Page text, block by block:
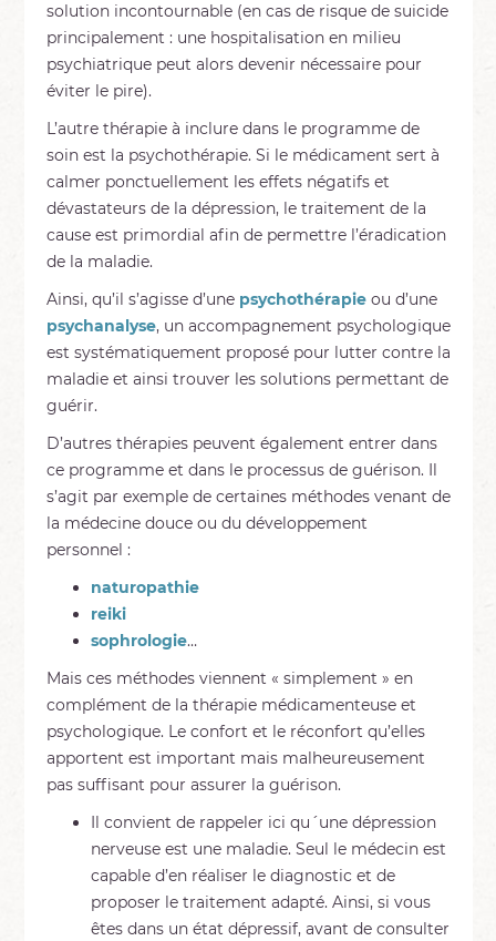
solution incontournable (en cas de risque de suicide
principalement : une hospitalisation en milieu
psychiatrique peut alors devenir nécessaire pour
éviter le pire).
L’autre thérapie à inclure dans le programme de
soin est la psychothérapie. Si le médicament sert à
calmer ponctuellement les effets négatifs et
dévastateurs de la dépression, le traitement de la
cause est primordial afin de permettre l’éradication
de la maladie.
Ainsi, qu’il s’agisse d’une psychothérapieou d’une
psychanalyse, un accompagnement psychologique
est systématiquement proposé pour lutter contre la
maladie et ainsi trouver les solutions permettant de
guérir.
D’autres thérapies peuvent également entrer dans
ce programme et dans le processus de guérison. Il
s’agit par exemple de certaines méthodes venant de
la médecine douce ou du développement
personnel :
naturopathie
reiki
sophrologie…
Mais ces méthodes viennent « simplement » en
complément de la thérapie médicamenteuse et
psychologique. Le confort et le réconfort qu’elles
apportent est important mais malheureusement
pas suffisant pour assurer la guérison.
Il convient de rappeler ici qu´une dépression
nerveuse est une maladie. Seul le médecin est
capable d’en réaliser le diagnostic et de
proposer le traitement adapté. Ainsi, si vous
êtes dans un état dépressif, avant de consulter